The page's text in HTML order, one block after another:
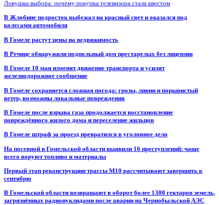
Ловушка выбора: почему покупка телевизора стала квестом
В Жлобине подросток выбежал на красный свет и оказался под
колесами автомобиля
В Гомеле растут цены на недвижимость
В Речице обнаружили подпольный дом престарелых без лицензии
В Гомеле 10 мая изменят движение транспорта и усилят
железнодорожное сообщение
В Гомеле сохраняется сложная погода: грозы, ливни и порывистый
ветер, возможны локальные повреждения
В Гомеле после взрыва газа продолжается восстановление
повреждённого жилого дома и переселение жильцов
В Гомеле штраф за проезд превратился в уголовное дело
На посевной в Гомельской области выявили 16 преступлений: чаще
всего воруют топливо и материалы
Первый этап реконструкции трассы М10 рассчитывают завершить к
сентябрю
В Гомельской области возвращают в оборот более 1300 гектаров земель,
загрязнённых радионуклидами после аварии на Чернобыльской АЭС